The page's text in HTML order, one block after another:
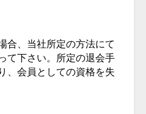
合、当社所定の方法にて
て下さい。所定の退会手
、会員としての資格を失